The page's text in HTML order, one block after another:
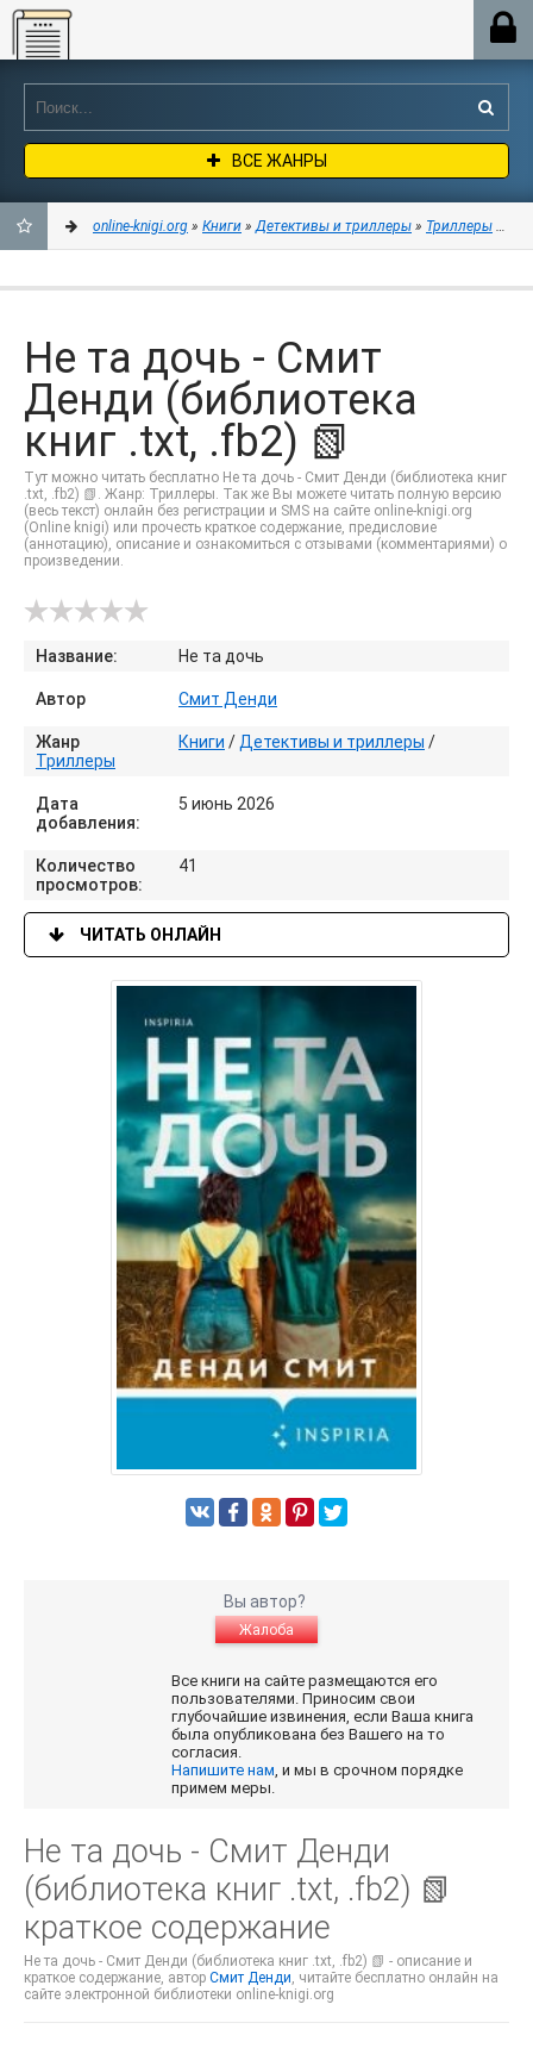
Online-knigi.org
ВСЕ ЖАНРЫ
ЗАКЛАДКИ
online-knigi.org » Книги »Детективы и триллеры » Триллеры » Не
Не та дочь - Смит
Денди (библиотека
книг .txt, .fb2) 📗
Тут можно читать бесплатно Не та дочь - Смит Денди (библиотека книг
.txt, .fb2) 📗. Жанр: Триллеры. Так же Вы можете читать полную версию
(весь текст) онлайн без регистрации и SMS на сайте online-knigi.org
(Online knigi) или прочесть краткое содержание, предисловие
(аннотацию), описание и ознакомиться с отзывами (комментариями) о
произведении.
Название: Не та дочь
Автор Смит Денди
Жанр Книги / Детективы и триллеры /
Триллеры
Дата
добавления:
5 июнь 2026
Количество
просмотров:
41
ЧИТАТЬ ОНЛАЙН
Вы автор?
Жалоба
Все книги на сайте размещаются его
пользователями. Приносим свои
глубочайшие извинения, если Ваша книга
была опубликована без Вашего на то
согласия.
Напишите нам , и мы в срочном порядке
примем меры.
Не та дочь - Смит Денди
(библиотека книг .txt, .fb2) 📗
краткое содержание
Не та дочь - Смит Денди (библиотека книг .txt, .fb2) 📗 - описание и
краткое содержание, автор Смит Денди, читайте бесплатно онлайн на
сайте электронной библиотеки online-knigi.org